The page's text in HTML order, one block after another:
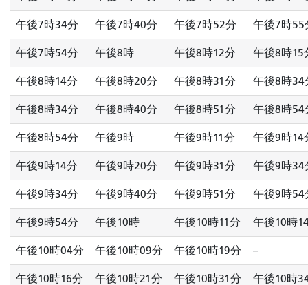
午後7時34分 午後7時40分 午後7時52分 午後7時55
午後7時54分 午後8時 午後8時12分 午後8時15
午後8時14分 午後8時20分 午後8時31分 午後8時34
午後8時34分 午後8時40分 午後8時51分 午後8時54
午後8時54分 午後9時 午後9時11分 午後9時14
午後9時14分 午後9時20分 午後9時31分 午後9時34
午後9時34分 午後9時40分 午後9時51分 午後9時54
午後9時54分 午後10時 午後10時11分 午後10時
午後10時04分 午後10時09分 午後10時19分 --
午後10時16分 午後10時21分 午後10時31分 午後10時